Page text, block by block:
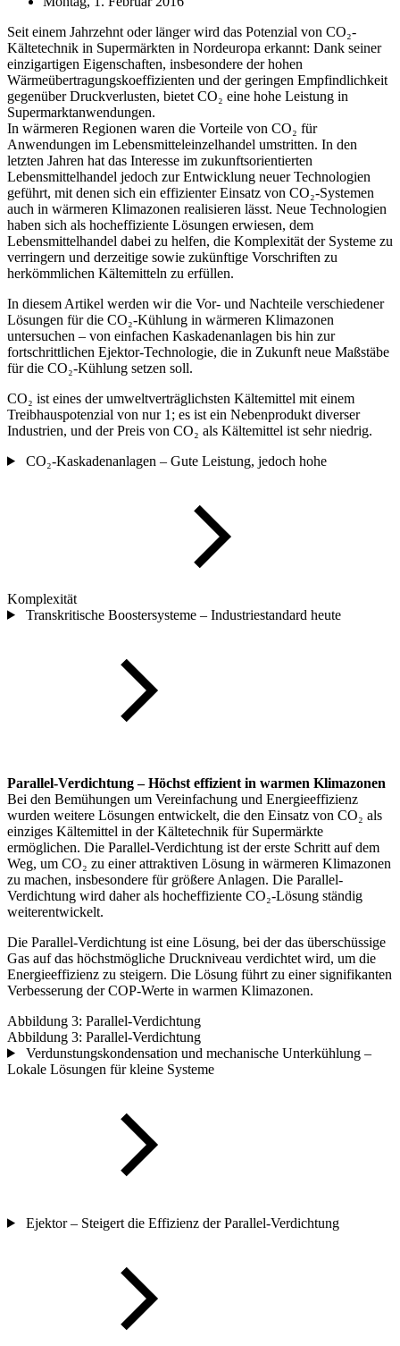
Seit einem Jahrzehnt oder länger wird das Potenzial von CO₂-
Kältetechnik in Supermärkten in Nordeuropa erkannt: Dank seiner
einzigartigen Eigenschaften, insbesondere der hohen
Wärmeübertragungskoeffizienten und der geringen Empfindlichkeit
gegenüber Druckverlusten, bietet CO₂ eine hohe Leistung in
Supermarktanwendungen.
In wärmeren Regionen waren die Vorteile von CO₂ für
Anwendungen im Lebensmitteleinzelhandel umstritten. In den
letzten Jahren hat das Interesse im zukunftsorientierten
Lebensmittelhandel jedoch zur Entwicklung neuer Technologien
geführt, mit denen sich ein effizienter Einsatz von CO₂-Systemen
auch in wärmeren Klimazonen realisieren lässt. Neue Technologien
haben sich als hocheffiziente Lösungen erwiesen, dem
Lebensmittelhandel dabei zu helfen, die Komplexität der Systeme zu
verringern und derzeitige sowie zukünftige Vorschriften zu
herkömmlichen Kältemitteln zu erfüllen.
In diesem Artikel werden wir die Vor- und Nachteile verschiedener
Lösungen für die CO₂-Kühlung in wärmeren Klimazonen
untersuchen – von einfachen Kaskadenanlagen bis hin zur
fortschrittlichen Ejektor-Technologie, die in Zukunft neue Maßstäbe
für die CO₂-Kühlung setzen soll.
CO₂ ist eines der umweltverträglichsten Kältemittel mit einem
Treibhauspotenzial von nur 1; es ist ein Nebenprodukt diverser
Industrien, und der Preis von CO₂ als Kältemittel ist sehr niedrig.
CO₂-Kaskadenanlagen – Gute Leistung, jedoch hohe
Komplexität
Transkritische Boostersysteme – Industriestandard heute
Parallel-Verdichtung – Höchst effizient in warmen Klimazonen
Bei den Bemühungen um Vereinfachung und Energieeffizienz
wurden weitere Lösungen entwickelt, die den Einsatz von CO₂ als
einziges Kältemittel in der Kältetechnik für Supermärkte
ermöglichen. Die Parallel-Verdichtung ist der erste Schritt auf dem
Weg, um CO₂ zu einer attraktiven Lösung in wärmeren Klimazonen
zu machen, insbesondere für größere Anlagen. Die Parallel-
Verdichtung wird daher als hocheffiziente CO₂-Lösung ständig
weiterentwickelt.
Die Parallel-Verdichtung ist eine Lösung, bei der das überschüssige
Gas auf das höchstmögliche Druckniveau verdichtet wird, um die
Energieeffizienz zu steigern. Die Lösung führt zu einer signifikanten
Verbesserung der COP-Werte in warmen Klimazonen.
Abbildung 3: Parallel-Verdichtung
Abbildung 3: Parallel-Verdichtung
Verdunstungskondensation und mechanische Unterkühlung –
Lokale Lösungen für kleine Systeme
Ejektor – Steigert die Effizienz der Parallel-Verdichtung